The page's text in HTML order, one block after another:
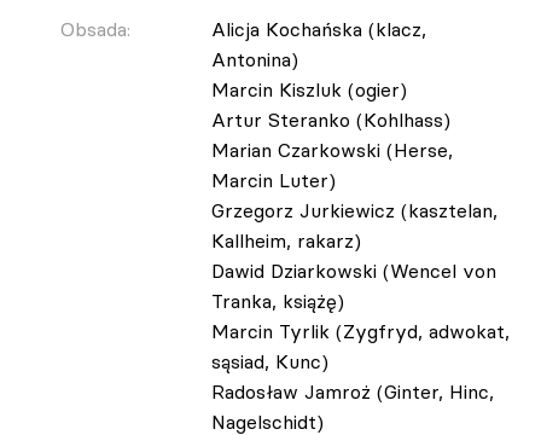
Obsada:
Alicja Kochańska (klacz,
Antonina)
Marcin Kiszluk (ogier)
Artur Steranko (Kohlhass)
Marian Czarkowski (Herse,
Marcin Luter)
Grzegorz Jurkiewicz (kasztelan,
Kallheim, rakarz)
Dawid Dziarkowski (Wencel von
Tranka, książę)
Marcin Tyrlik (Zygfryd, adwokat,
sąsiad, Kunc)
Radosław Jamroż (Ginter, Hinc,
Nagelschidt)